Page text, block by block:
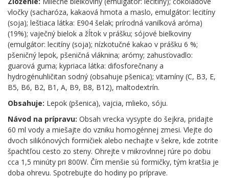
vločky (sacharóza, kakaová hmota a maslo, emulgátor: lecitíny
(soja); leštiaca látka: E904 šelak; prírodná vanilková aróma)
(19%); vaječný bielok a žĺtok v prášku; sójové bielkoviny
(emulgátor: lecitíny (soja); nízkotučné kakao v prášku 6 %;
pšeničný lepok, pšeničná vláknina; arómy; zahusťovadlo:
guarová guma; kypriaca látka: difosforečnany a
hydrogénuhličitan sodný (obsahuje pšenica); vitamíny (C, B3, E,
B5, B6, B2, B1, A, B9, B8, B12), maltodextrín.
Obsahuje: Lepok (pšenica), vajcia, mlieko, sóju.
Návod na prípravu: Obsah vrecka vysypte do šejkra, pridajte
60 ml vody a miešajte do vzniku homogénnej zmesi. Vlejte do
dvoch silikónových formičiek alebo nechajte v šekre, kde zotrite
špachtľou cesto zo steny. Ohrejte v mikrovlnnej rúre po dobu
cca 1,5 minúty pri 800W. Čím menšie sú formičky, tým kratšia je
doba ohrevu. Spotrebujte do hodiny po príprave.